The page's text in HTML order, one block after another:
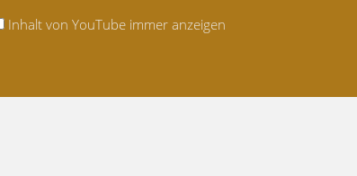
Inhalt von YouTube immer anzeigen